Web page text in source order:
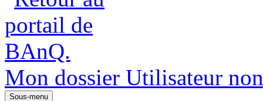
Mon dossier Utilisateur
Sous-menu